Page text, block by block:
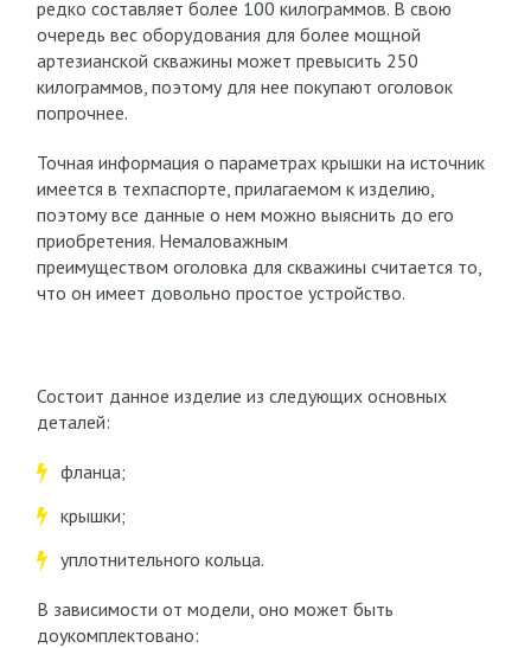
редко составляет более 100 килограммов. В свою
очередь вес оборудования для более мощной
артезианской скважины может превысить 250
килограммов, поэтому для нее покупают оголовок
попрочнее.
Точная информация о параметрах крышки на источник
имеется в техпаспорте, прилагаемом к изделию,
поэтому все данные о нем можно выяснить до его
приобретения. Немаловажным
преимуществом оголовка для скважины считается то,
что он имеет довольно простое устройство.
Состоит данное изделие из следующих основных
деталей:
фланца;
крышки;
уплотнительного кольца.
В зависимости от модели, оно может быть
доукомплектовано: